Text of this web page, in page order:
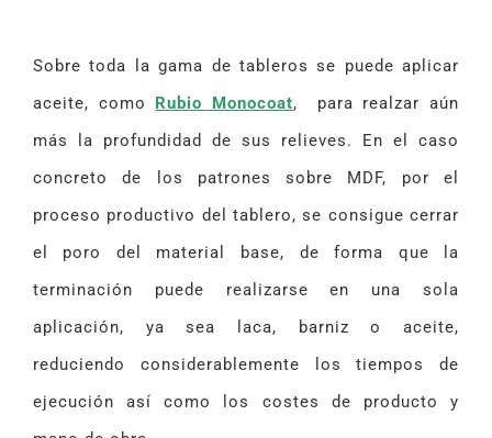
Sobre toda la gama de tableros se puede aplicar
aceite, como Rubio Monocoat, para realzar aún
más la profundidad de sus relieves. En el caso
concreto de los patrones sobre MDF, por el
proceso productivo del tablero, se consigue cerrar
el poro del material base, de forma que la
terminación puede realizarse en una sola
aplicación, ya sea laca, barniz o aceite,
reduciendo considerablemente los tiempos de
ejecución así como los costes de producto y